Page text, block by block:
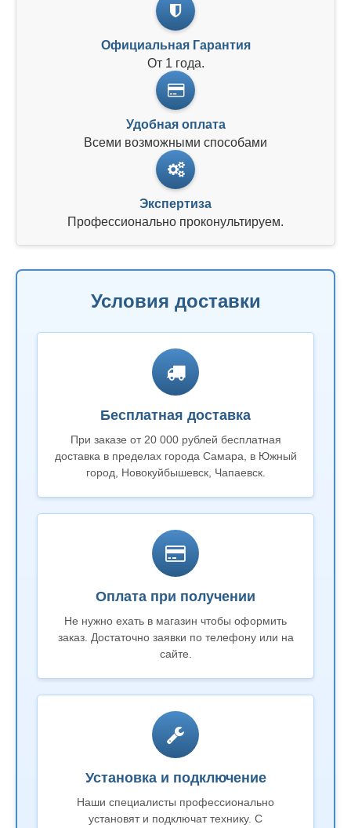
Официальная Гарантия
От 1 года.
Удобная оплата
Всеми возможными способами
Экспертиза
Профессионально проконультируем.
Условия доставки
Бесплатная доставка
При заказе от 20 000 рублей бесплатная
доставка в пределах города Самара, в Южный
город, Новокуйбышевск, Чапаевск.
Оплата при получении
Не нужно ехать в магазин чтобы оформить
заказ. Достаточно заявки по телефону или на
сайте.
Установка и подключение
Наши специалисты профессионально
установят и подключат технику. С